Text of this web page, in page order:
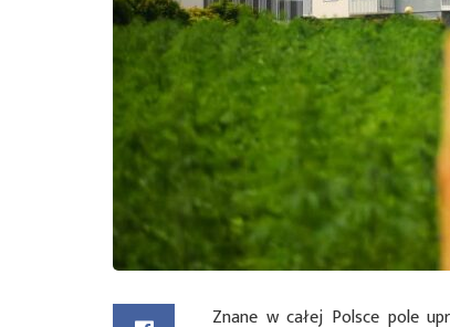
Znane w całej Polsce pole